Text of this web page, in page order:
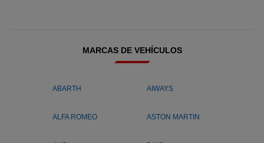
MARCAS DE VEHÍCULOS
ABARTH AIWAYS
ALFA ROMEO ASTON MARTIN